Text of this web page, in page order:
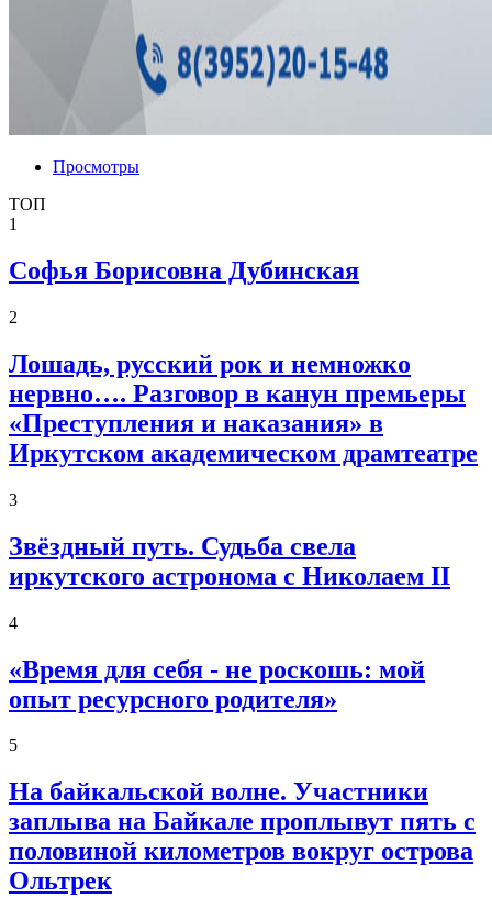
Просмотры
ТОП
1
Софья Борисовна Дубинская
2
Лошадь, русский рок и немножко
нервно…. Разговор в канун премьеры
«Преступления и наказания» в
Иркутском академическом драмтеатре
3
Звёздный путь. Судьба свела
иркутского астронома с Николаем II
4
«Время для себя - не роскошь: мой
опыт ресурсного родителя»
5
На байкальской волне. Участники
заплыва на Байкале проплывут пять с
половиной километров вокруг острова
Ольтрек